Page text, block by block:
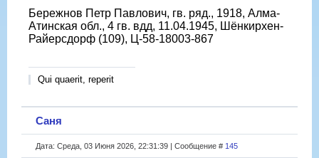
Бережнов Петр Павлович, гв. ряд., 1918, Алма-
Атинская обл., 4 гв. вдд, 11.04.1945, Шёнкирхен-
Райерсдорф (109), Ц-58-18003-867
Qui quaerit, reperit
Саня
Дата: Среда, 03 Июня 2026, 22:31:39 | Сообщение # 145